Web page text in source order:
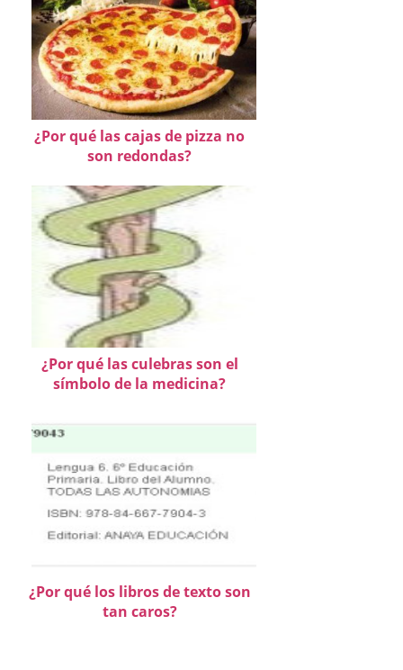
¿Por qué las cajas de pizza no
son redondas?
¿Por qué las culebras son el
símbolo de la medicina?
¿Por qué los libros de texto son
tan caros?